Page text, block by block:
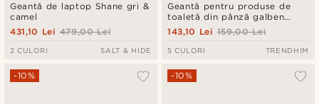
Geantă de laptop Shane gri &
camel
479,00 Lei
431,10 Lei
2 CULORI SALT & HIDE
Geantă pentru produse de
toaletă din pânză galben
muștar și piele maro
159,00 Lei
143,10 Lei
5 CULORI TRENDHIM
-10% -10%